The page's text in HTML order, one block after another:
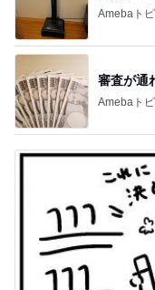
Amebaト
審査が通
Amebaト